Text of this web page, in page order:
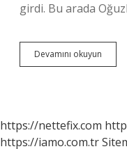
girdi. Bu arada
Devamını okuyun
Türk
https://nettefix.com
https://iamo.com.tr